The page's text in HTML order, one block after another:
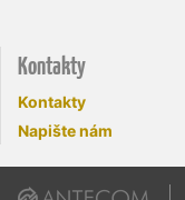
Kontakty
Kontakty
Napište nám